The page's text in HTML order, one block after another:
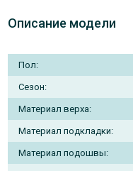
Описание модели
Пол:
Сезон:
Материал верха:
Материал подкладки:
Материал подошвы: